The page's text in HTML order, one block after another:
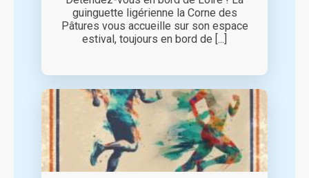
guinguette ligérienne la Corne des
Pâtures vous accueille sur son espace
estival, toujours en bord de [...]